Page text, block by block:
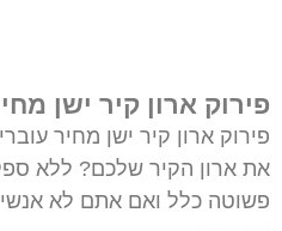
פירוק ארון קיר ישן
פירוק ארון קיר ישן מחיר
את ארון הקיר שלכם? ללא
פשוטה כלל ואם אתם לא